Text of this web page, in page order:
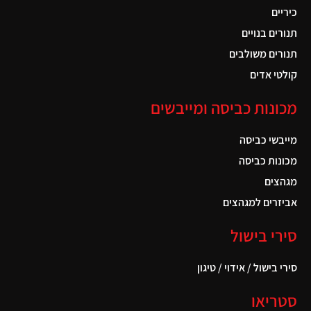
כיריים
תנורים בנויים
תנורים משולבים
קולטי אדים
מכונות כביסה ומייבשים
מייבשי כביסה
מכונות כביסה
מגהצים
אביזרים למגהצים
סירי בישול
סירי בישול / אידוי / טיגון
סטריאו